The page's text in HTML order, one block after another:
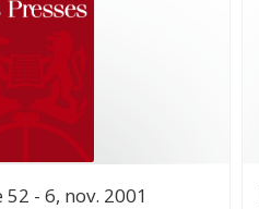
- 6, nov. 2001